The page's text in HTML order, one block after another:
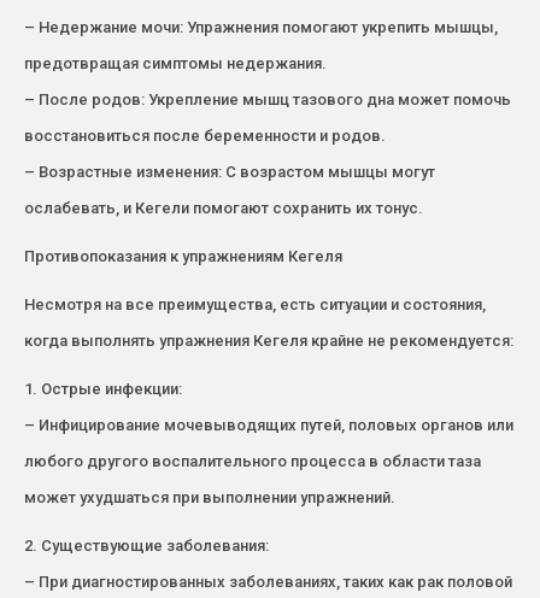
– Недержание мочи: Упражнения помогают укрепить мышцы,
предотвращая симптомы недержания.
– После родов: Укрепление мышц тазового дна может помочь
восстановиться после беременности и родов.
– Возрастные изменения: С возрастом мышцы могут
ослабевать, и Кегели помогают сохранить их тонус.
Противопоказания к упражнениям Кегеля
Несмотря на все преимущества, есть ситуации и состояния,
когда выполнять упражнения Кегеля крайне не рекомендуется:
1. Острые инфекции:
– Инфицирование мочевыводящих путей, половых органов или
любого другого воспалительного процесса в области таза
может ухудшаться при выполнении упражнений.
2. Существующие заболевания:
– При диагностированных заболеваниях, таких как рак половой